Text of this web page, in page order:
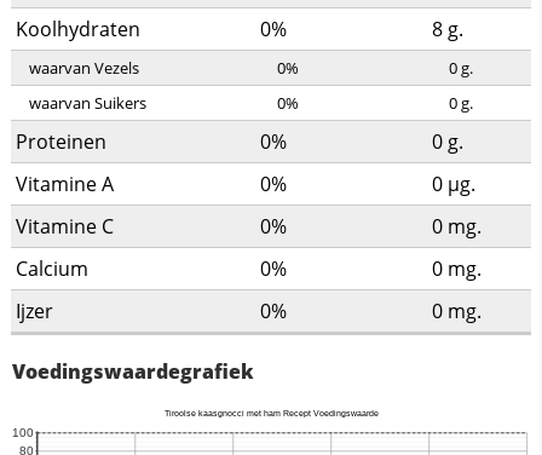
Koolhydraten
0% 8 g.
waarvan Vezels 0% 0g.
waarvan Suikers
0% 0g.
Proteinen 0% 0 g.
Vitamine A
0% 0 µg.
Vitamine C
0% 0 mg.
Calcium
0% 0 mg.
Ijzer
0% 0 mg.
Voedingswaardegrafiek